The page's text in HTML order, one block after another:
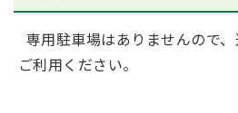
専用駐車場はありませんので
ご利用ください。